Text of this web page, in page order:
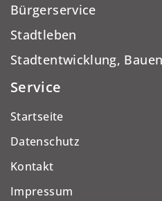
Bürgerservice
Stadtleben
Stadtentwicklung,
Service
Startseite
Datenschutz
Kontakt
Impressum